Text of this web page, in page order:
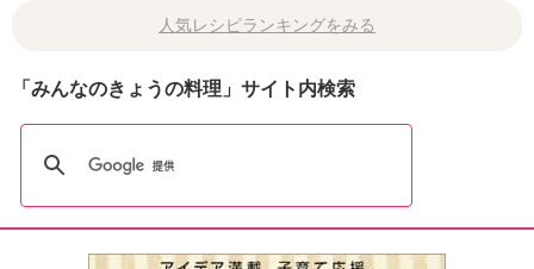
人気レシピランキングをみる
「みんなのきょうの料理」サイト内検索